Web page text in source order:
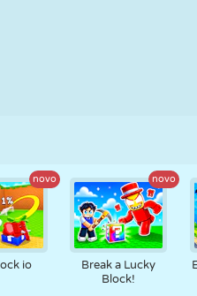
novo
io
novo
Break a Lucky
Block!